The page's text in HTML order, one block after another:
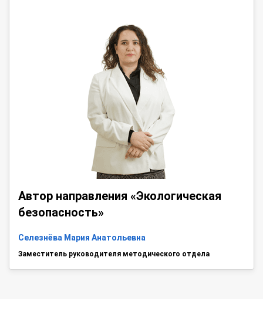
Автор направления «Экологическая
безопасность»
Селезнёва Мария Анатольевна
Заместитель руководителя методического отдела